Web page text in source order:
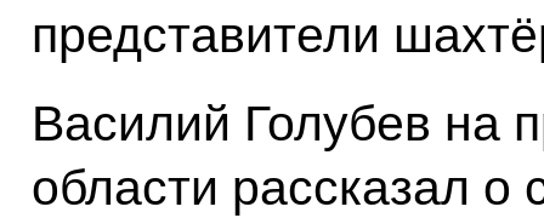
представители
Василий Голубев на
области рассказал